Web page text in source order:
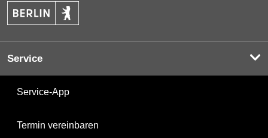
Service
Service-App
Termin vereinbaren